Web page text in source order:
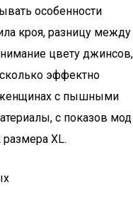
особенности
кроя, разницу между
цвету джинсов,
эффектно
женщинах с пышными
с показов мод
ХL.